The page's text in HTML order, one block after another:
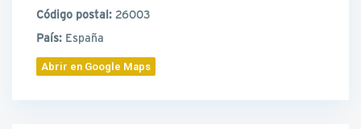
Código postal: 26003
País: España
Abrir en Google Maps